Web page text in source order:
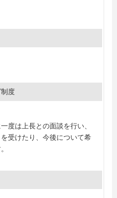
度
度は上長との面談を行い、
受けたり、今後について希